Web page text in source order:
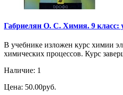
Габриелян О. С. Химия. 9 класс:
В учебнике изложен курс химии
химических процессов. Курс
Наличие: 1
Цена: 50.00руб.